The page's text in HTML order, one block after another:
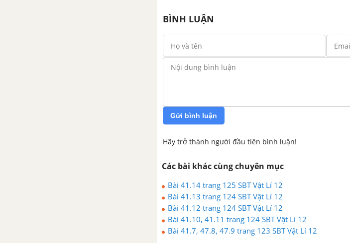
BÌNH LUẬN
Gửi bình luận
Hãy trở thành người đầu tiên bình luận!
Các bài khác cùng chuyên mục
Bài 41.14 trang 125 SBT Vật Lí 12
Bài 41.13 trang 124 SBT Vật Lí 12
Bài 41.12 trang 124 SBT Vật Lí 12
Bài 41.10, 41.11 trang 124 SBT Vật Lí 12
Bài 41.7, 47.8, 47.9 trang 123 SBT Vật Lí 12